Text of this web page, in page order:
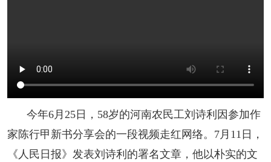
公告公示 讣告 征稿启事 新会员发展名单
人事考试
专题专栏
今年6月25日，58岁的河南农民工刘诗利因参加作
家陈行甲新书分享会的一段视频走红网络。7月11日，
《人民日报》发表刘诗利的署名文章，他以朴实的文